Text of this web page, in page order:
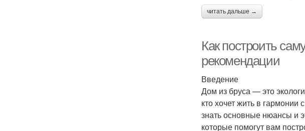
читать дальше →
Как построить
рекомендации
Введение
Дом из бруса — это
кто хочет жить в
знать основные нюансы и
которые помогут вам